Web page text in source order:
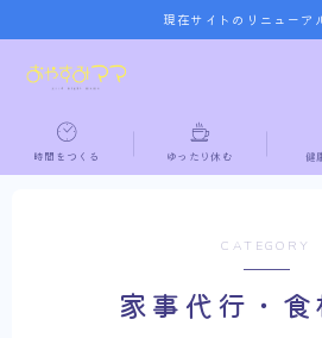
現在サイトのリニューア
MENU
ホーム
ゆったり休む
時間をつくる ゆったり休む 健
CATEGORY
家事代行・